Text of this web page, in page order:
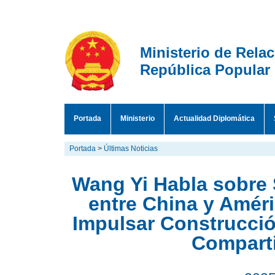
Ministerio de
República Popular
Portada Ministerio Actualidad Diplomática
Portada > Últimas Noticias
Wang Yi Habla
entre China y
Impulsar